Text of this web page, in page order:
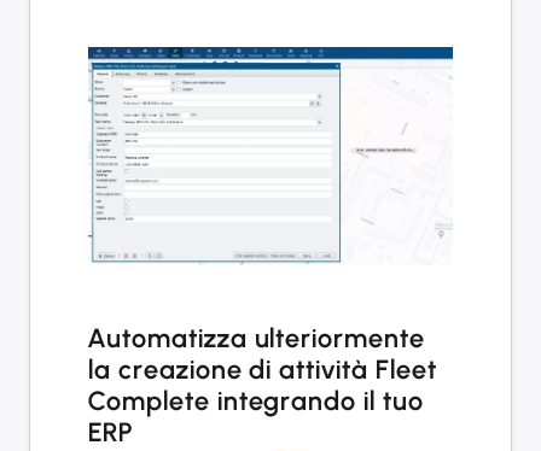
Automatizza ulteriormente
la creazione di attività Fleet
Complete integrando il tuo
ERP